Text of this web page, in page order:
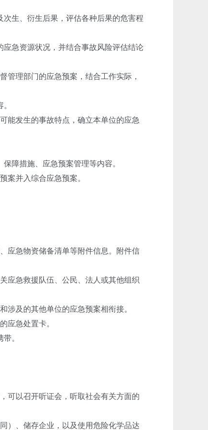
生、衍生后果，评估各种后果的危害程
急资源状况，并结合事故风险评估结论
管理部门的应急预案，结合工作实际，
能发生的事故特点，确立本单位的应急
障措施、应急预案管理等内容。
案并入综合应急预案。
应急物资储备清单等附件信息。附件信
应急救援队伍、公民、法人或其他组织
涉及的其他单位的应急预案相衔接。
应急处置卡。
。
可以召开听证会，听取社会有关方面的
）、储存企业，以及使用危险化学品达